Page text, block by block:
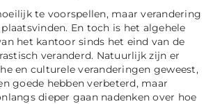
te voorspellen, maar verandering
En toch is het algehele
het kantoor sinds het eind van de
veranderd. Natuurlijk zijn er
en culturele veranderingen geweest,
goede hebben verbeterd, maar
dieper gaan nadenken over hoe